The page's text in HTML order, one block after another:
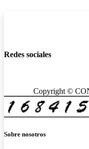
Redes sociales
Copyright ©
Sobre nosotros